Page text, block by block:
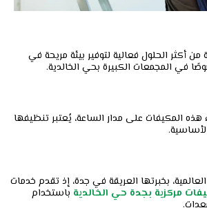
من أكثر الحلول فعالية لتوفير بيئة مريحة في
في المجمعات الكبيرة بحي الخالدية.
المكيفات على مدار الساعة، يُعتبر تنظيفها
بخبرتها العريقة في جدة، إذ تقدم خدمات
مركزية بجدة حي الخالدية باستخدام